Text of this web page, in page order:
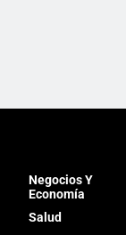
Negocios Y
Economía
Salud